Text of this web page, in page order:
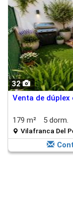
32
Venta de dúplex
179 m² 5 dorm.
Vilafranca Del